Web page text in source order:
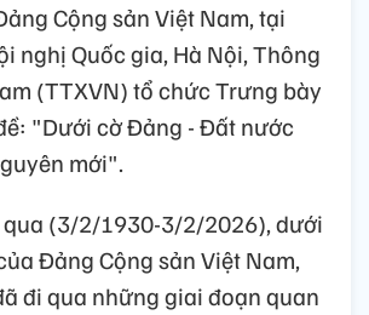
Cộng sản Việt Nam, tại
nghị Quốc gia, Hà Nội, Thông
(TTXVN) tổ chức Trưng bày
"Dưới cờ Đảng - Đất nước
mới".
qua (3/2/1930-3/2/2026), dưới
Đảng Cộng sản Việt Nam,
đi qua những giai đoạn quan